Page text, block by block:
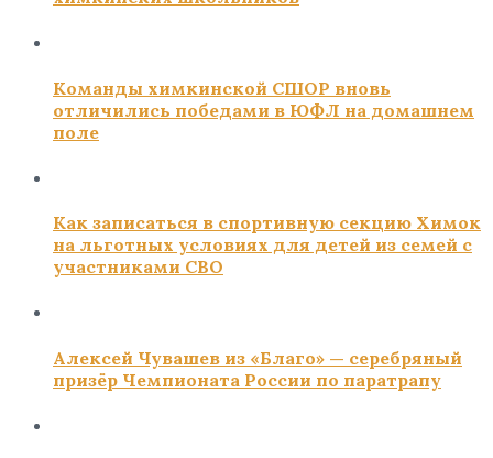
Команды химкинской СШОР вновь
отличились победами в ЮФЛ на домашнем
поле
Как записаться в спортивную секцию Химок
на льготных условиях для детей из семей с
участниками СВО
Алексей Чувашев из «Благо» — серебряный
призёр Чемпионата России по паратрапу